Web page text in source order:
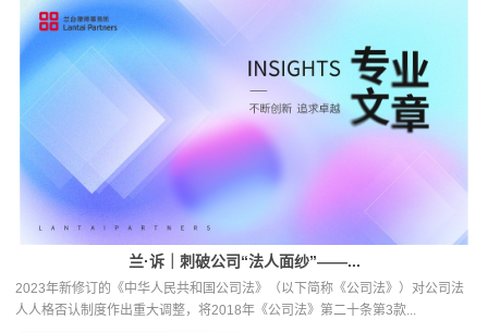
【8】原中国银行保险监督管理委员会. (2020年). 《信用保险和保证保险业务监
管办法》.第七条、第十条、第十一条、第十八条
【9】崔建远. (2020). 《合同法》. 法律出版社. （缔约过失责任）
【10】贾林青. (2019). 《保险法典型案例裁判思路与裁判规则》. 法律出版社.
第45-60页.（保险人的核保义务与司法认定）
【11】贾林青. (2019). 《保险法典型案例裁判思路与裁判规则》. 法律出版社.
（保险人的核保义务与司法认定）
兰·诉｜刺破公司“法人面纱”——...
2023年新修订的《中华人民共和国公司法》（以下简称《公司法》）对公司法
人人格否认制度作出重大调整，将2018年《公司法》第二十条第3款...